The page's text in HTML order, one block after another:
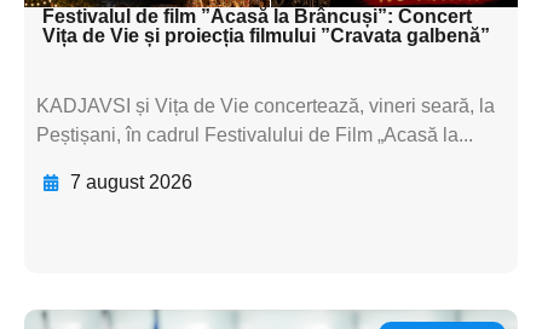
Festivalul de film ”Acasă la Brâncuși”: Concert
Vița de Vie și proiecția filmului ”Cravata galbenă”
KADJAVSI și Vița de Vie concertează, vineri seară, la
Peștișani, în cadrul Festivalului de Film „Acasă la...
7 august 2026